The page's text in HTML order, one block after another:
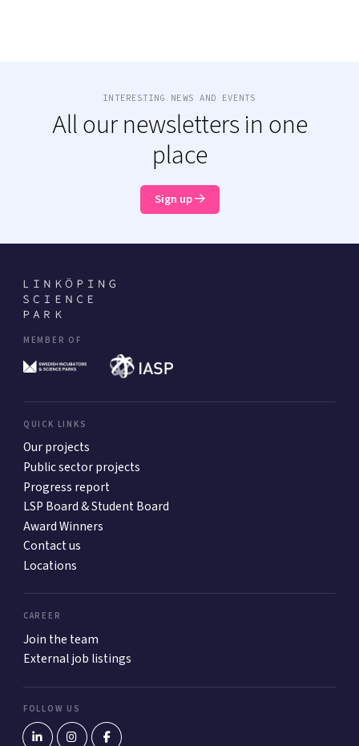
INTERESTING NEWS AND EVENTS
All our newsletters in one
place
Sign up
MEMBER OF
QUICK LINKS
Our projects
Public sector projects
Progress report
LSP Board & Student Board
Award Winners
Contact us
Locations
CAREER
Join the team
External job listings
FOLLOW US